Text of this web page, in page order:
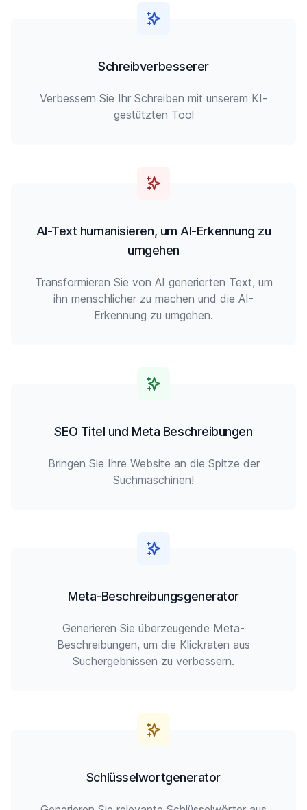
Schreibverbesserer
Verbessern Sie Ihr Schreiben mit unserem KI-
gestützten Tool
AI-Text humanisieren, um AI-Erkennung zu
umgehen
Transformieren Sie von AI generierten Text, um
ihn menschlicher zu machen und die AI-
Erkennung zu umgehen.
SEO Titel und Meta Beschreibungen
Bringen Sie Ihre Website an die Spitze der
Suchmaschinen!
Meta-Beschreibungsgenerator
Generieren Sie überzeugende Meta-
Beschreibungen, um die Klickraten aus
Suchergebnissen zu verbessern.
Schlüsselwortgenerator